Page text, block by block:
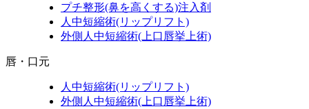
プチ整形(鼻を高くする)注入剤
人中短縮術(リップリフト)
外側人中短縮術(上口唇挙上術)
唇・口元
人中短縮術(リップリフト)
外側人中短縮術(上口唇挙上術)